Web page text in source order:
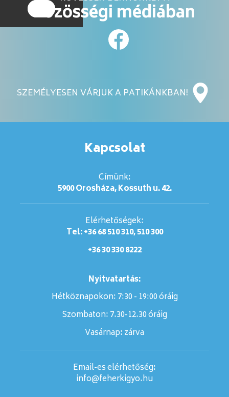
közösségi médiában
SZEMÉLYESEN VÁRJUK A PATIKÁNKBAN!
Kapcsolat
Címünk:
5900 Orosháza, Kossuth u. 42.
Elérhetőségek:
Tel: +36 68 510 310, 510 300
+36 30 330 8222
Nyitvatartás:
Hétköznapokon: 7:30 - 19:00 óráig
Szombaton:7.30-12.30 óráig
Vasárnap:zárva
Email-es elérhetőség:
info@feherkigyo.hu